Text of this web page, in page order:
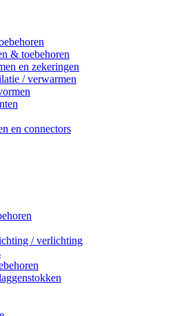
& toebehoren
en zekeringen
/ verwarmen
en connectors
/ verlichting